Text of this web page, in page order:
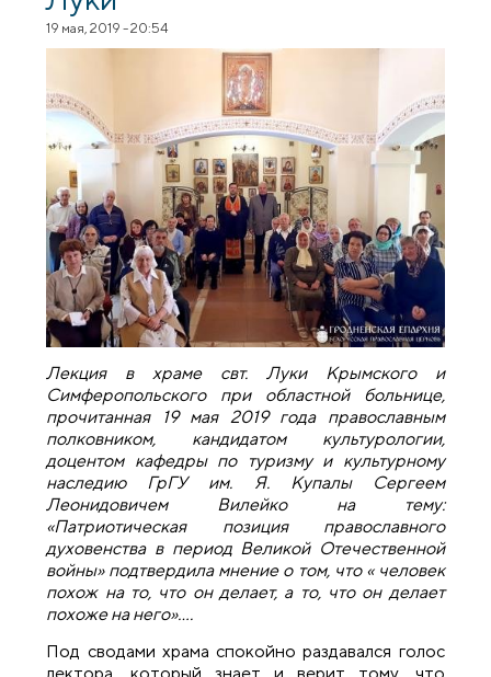
19 мая, 2019 - 20:54
Лекция в храме свт. Луки Крымского и
Симферопольского при областной больнице,
прочитанная 19 мая 2019 года православным
полковником, кандидатом культурологии,
доцентом кафедры по туризму и культурному
наследию ГрГУ им. Я. Купалы Сергеем
Леонидовичем Вилейко на тему:
«Патриотическая позиция православного
духовенства в период Великой Отечественной
войны» подтвердила мнение о том, что « человек
похож на то, что он делает, а то, что он делает
похоже на него»….
Под сводами храма спокойно раздавался голос